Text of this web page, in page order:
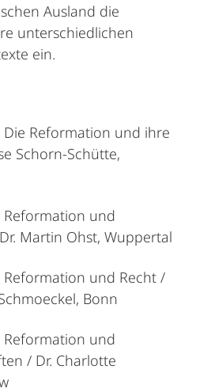
Ausland die
unterschiedlichen
ein.
Reformation und ihre
Schorn-Schütte,
und
Martin Ohst, Wuppertal
und Recht /
Bonn
und
/ Dr. Charlotte